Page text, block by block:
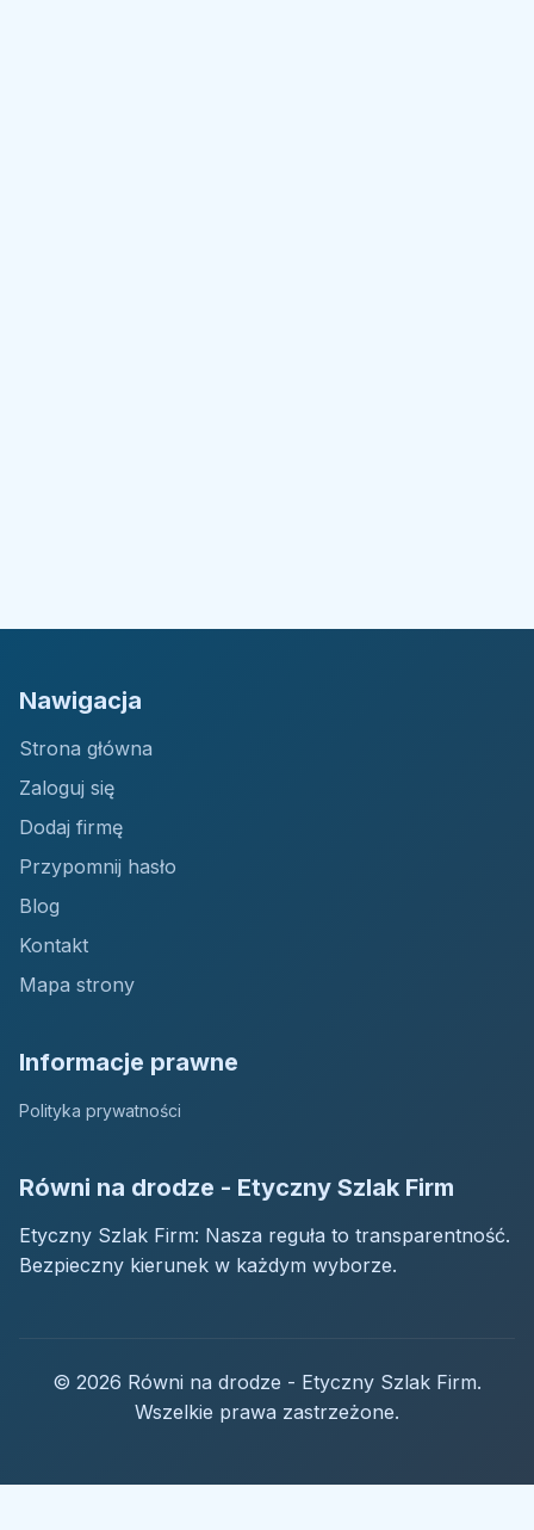
Nawigacja
Strona główna
Zaloguj się
Dodaj firmę
Przypomnij hasło
Blog
Kontakt
Mapa strony
Informacje prawne
Polityka prywatności
Równi na drodze - Etyczny Szlak Firm
Etyczny Szlak Firm: Nasza reguła to transparentność.
Bezpieczny kierunek w każdym wyborze.
© 2026 Równi na drodze - Etyczny Szlak Firm.
Wszelkie prawa zastrzeżone.